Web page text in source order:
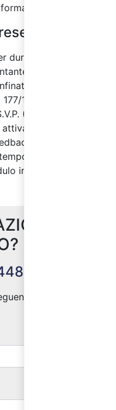
stampabile.
durante il Corso
del Datore di
o Ambienti
11 – Parte
(Sistema di
a intervalli non
del discente
per non dover
interessato.
SUL
form: